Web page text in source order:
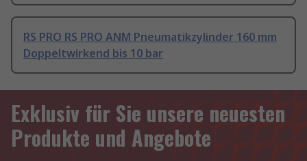
RS PRO RS PRO ANM Pneumatikzylinder 160 mm
Doppeltwirkend bis 10 bar
Exklusiv für Sie unsere neuesten
Produkte und Angebote